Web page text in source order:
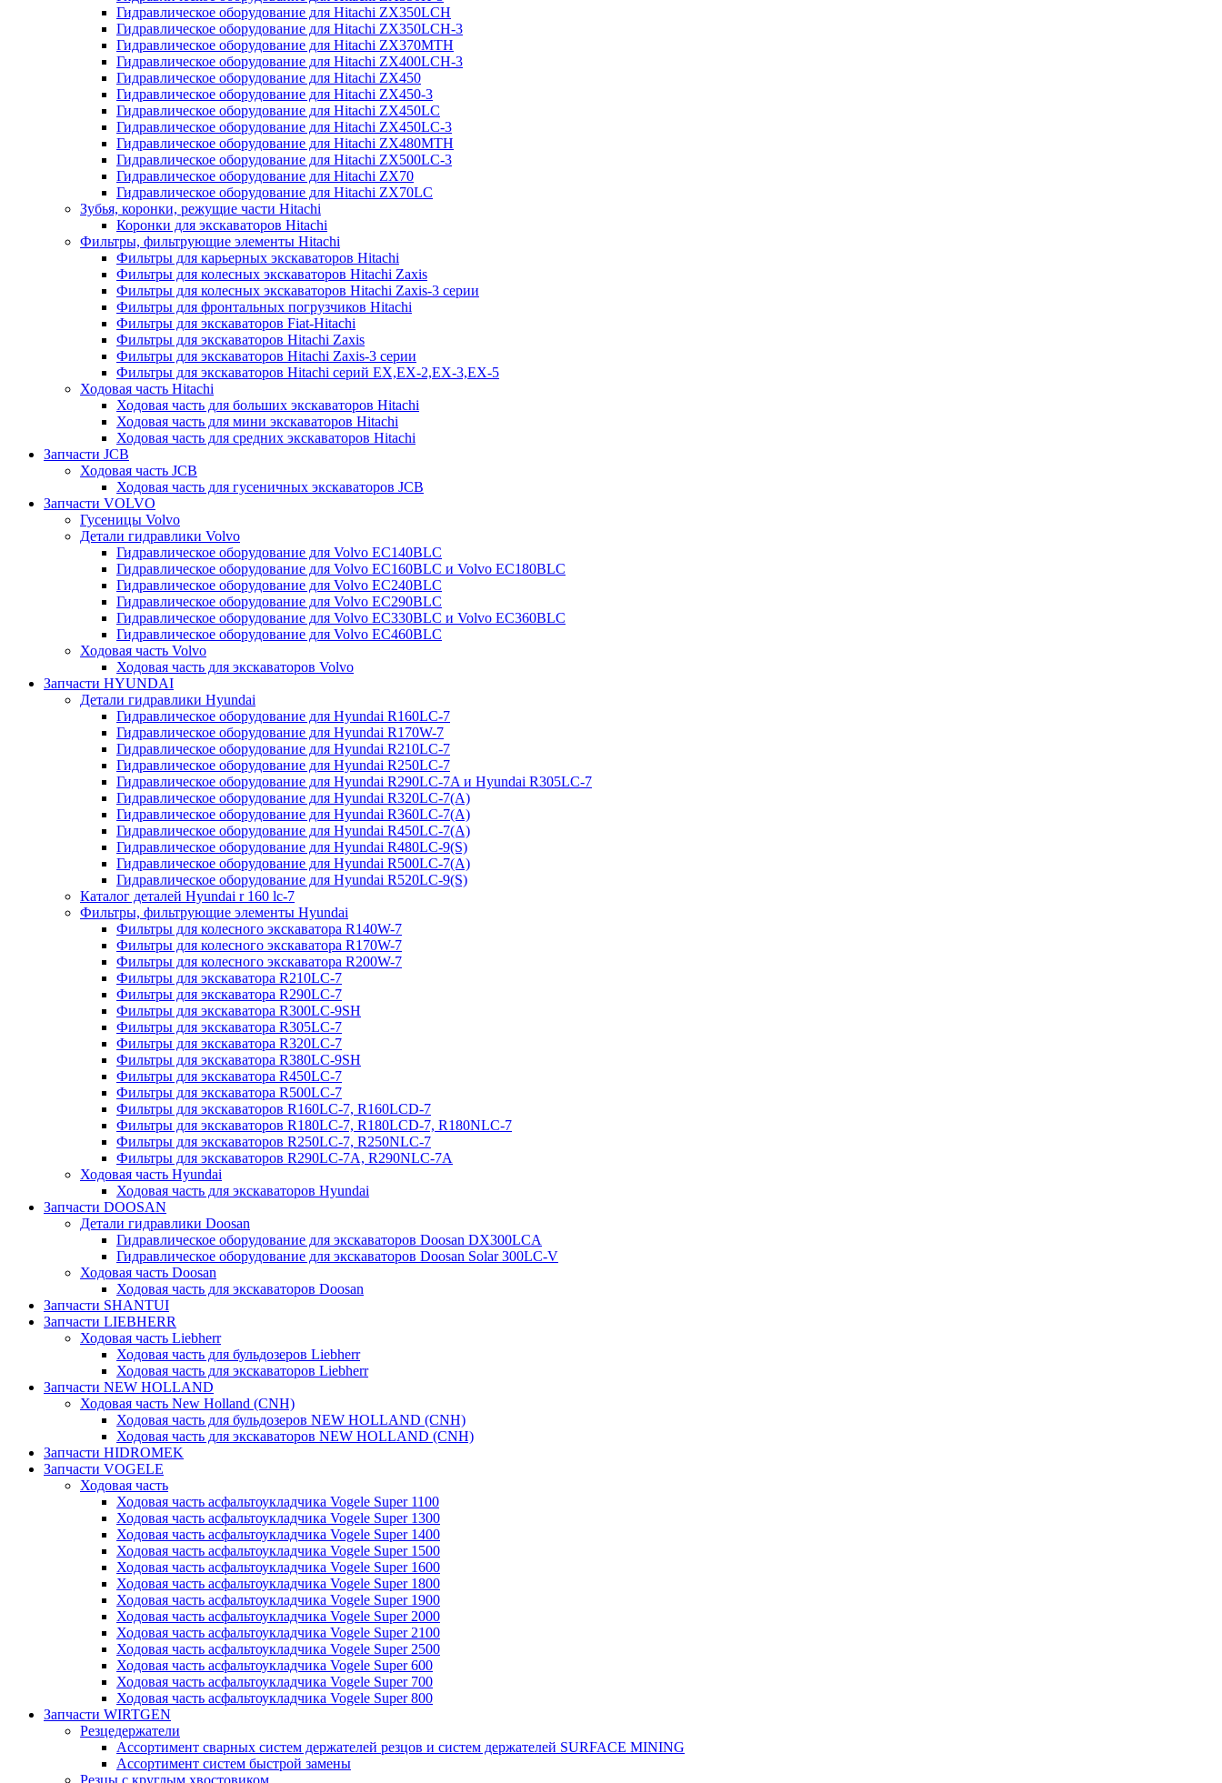
Гидравлическое оборудование для Hitachi ZX350LCH
Гидравлическое оборудование для Hitachi ZX350LCH-3
Гидравлическое оборудование для Hitachi ZX370MTH
Гидравлическое оборудование для Hitachi ZX400LCH-3
Гидравлическое оборудование для Hitachi ZX450
Гидравлическое оборудование для Hitachi ZX450-3
Гидравлическое оборудование для Hitachi ZX450LC
Гидравлическое оборудование для Hitachi ZX450LC-3
Гидравлическое оборудование для Hitachi ZX480MTH
Гидравлическое оборудование для Hitachi ZX500LC-3
Гидравлическое оборудование для Hitachi ZX70
Гидравлическое оборудование для Hitachi ZX70LC
Зубья, коронки, режущие части Hitachi
Коронки для экскаваторов Hitachi
Фильтры, фильтрующие элементы Hitachi
Фильтры для карьерных экскаваторов Hitachi
Фильтры для колесных экскаваторов Hitachi Zaxis
Фильтры для колесных экскаваторов Hitachi Zaxis-3 серии
Фильтры для фронтальных погрузчиков Hitachi
Фильтры для экскаваторов Fiat-Hitachi
Фильтры для экскаваторов Hitachi Zaxis
Фильтры для экскаваторов Hitachi Zaxis-3 серии
Фильтры для экскаваторов Hitachi серий EX,EX-2,EX-3,EX-5
Ходовая часть Hitachi
Ходовая часть для больших экскаваторов Hitachi
Ходовая часть для мини экскаваторов Hitachi
Ходовая часть для средних экскаваторов Hitachi
Запчасти JCB
Ходовая часть JCB
Ходовая часть для гусеничных экскаваторов JCB
Запчасти VOLVO
Гусеницы Volvo
Детали гидравлики Volvo
Гидравлическое оборудование для Volvo EC140BLC
Гидравлическое оборудование для Volvo EC160BLC и Volvo EC180BLC
Гидравлическое оборудование для Volvo EC240BLC
Гидравлическое оборудование для Volvo EC290BLC
Гидравлическое оборудование для Volvo EC330BLC и Volvo EC360BLC
Гидравлическое оборудование для Volvo EC460BLC
Ходовая часть Volvo
Ходовая часть для экскаваторов Volvo
Запчасти HYUNDAI
Детали гидравлики Hyundai
Гидравлическое оборудование для Hyundai R160LC-7
Гидравлическое оборудование для Hyundai R170W-7
Гидравлическое оборудование для Hyundai R210LC-7
Гидравлическое оборудование для Hyundai R250LC-7
Гидравлическое оборудование для Hyundai R290LC-7A и Hyundai R305LC-7
Гидравлическое оборудование для Hyundai R320LC-7(A)
Гидравлическое оборудование для Hyundai R360LC-7(A)
Гидравлическое оборудование для Hyundai R450LC-7(A)
Гидравлическое оборудование для Hyundai R480LC-9(S)
Гидравлическое оборудование для Hyundai R500LC-7(A)
Гидравлическое оборудование для Hyundai R520LC-9(S)
Каталог деталей Hyundai r 160 lc-7
Фильтры, фильтрующие элементы Hyundai
Фильтры для колесного экскаватора R140W-7
Фильтры для колесного экскаватора R170W-7
Фильтры для колесного экскаватора R200W-7
Фильтры для экскаватора R210LC-7
Фильтры для экскаватора R290LC-7
Фильтры для экскаватора R300LC-9SH
Фильтры для экскаватора R305LC-7
Фильтры для экскаватора R320LC-7
Фильтры для экскаватора R380LC-9SH
Фильтры для экскаватора R450LC-7
Фильтры для экскаватора R500LC-7
Фильтры для экскаваторов R160LC-7, R160LCD-7
Фильтры для экскаваторов R180LC-7, R180LCD-7, R180NLC-7
Фильтры для экскаваторов R250LC-7, R250NLC-7
Фильтры для экскаваторов R290LC-7A, R290NLC-7A
Ходовая часть Hyundai
Ходовая часть для экскаваторов Hyundai
Запчасти DOOSAN
Детали гидравлики Doosan
Гидравлическое оборудование для экскаваторов Doosan DX300LCA
Гидравлическое оборудование для экскаваторов Doosan Solar 300LC-V
Ходовая часть Doosan
Ходовая часть для экскаваторов Doosan
Запчасти SHANTUI
Запчасти LIEBHERR
Ходовая часть Liebherr
Ходовая часть для бульдозеров Liebherr
Ходовая часть для экскаваторов Liebherr
Запчасти NEW HOLLAND
Ходовая часть New Holland (CNH)
Ходовая часть для бульдозеров NEW HOLLAND (CNH)
Ходовая часть для экскаваторов NEW HOLLAND (CNH)
Запчасти HIDROMEK
Запчасти VOGELE
Ходовая часть
Ходовая часть асфальтоукладчика Vogele Super 1100
Ходовая часть асфальтоукладчика Vogele Super 1300
Ходовая часть асфальтоукладчика Vogele Super 1400
Ходовая часть асфальтоукладчика Vogele Super 1500
Ходовая часть асфальтоукладчика Vogele Super 1600
Ходовая часть асфальтоукладчика Vogele Super 1800
Ходовая часть асфальтоукладчика Vogele Super 1900
Ходовая часть асфальтоукладчика Vogele Super 2000
Ходовая часть асфальтоукладчика Vogele Super 2100
Ходовая часть асфальтоукладчика Vogele Super 2500
Ходовая часть асфальтоукладчика Vogele Super 600
Ходовая часть асфальтоукладчика Vogele Super 700
Ходовая часть асфальтоукладчика Vogele Super 800
Запчасти WIRTGEN
Резцедержатели
Ассортимент сварных систем держателей резцов и систем держателей SURFACE MINING
Ассортимент систем быстрой замены
Резцы с круглым хвостовиком